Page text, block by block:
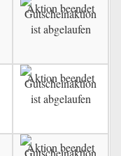
Aktion beendet
Aktion beendet
Aktion beendet